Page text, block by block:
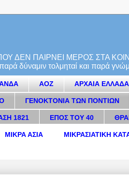
ΠΟΥ ΔΕΝ ΠΑΙΡΝΕΙ ΜΕΡΟΣ
τολμηταί και παρά γνώμην
ΑΟΖ ΑΡΧΑΙΑ ΕΛΛΑΔΑ
ΓΕΝΟΚΤΟΝΙΑ ΤΩΝ ΠΟΝΤΙΩΝ
1821 ΕΠΟΣ ΤΟΥ 40
ΜΙΚΡΑ ΑΣΙΑ ΜΙΚΡΑΣΙΑΤΙΚΗ